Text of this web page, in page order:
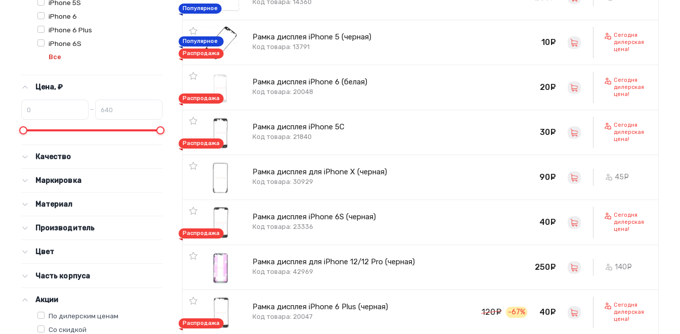
iPhone 5S
iPhone 6
iPhone 6 Plus
iPhone 6S
Все
Цена, ₽
–
Качество
Маркировка
Материал
Производитель
Цвет
Часть корпуса
Акции
По дилерским ценам
Со скидкой
Код товара: 14360
Популярное
Рамка дисплея iPhone 5 (черная)
Код товара: 13791
Популярное
Распродажа
10 руб.
Сегодня
дилерская
цена!
Рамка дисплея iPhone 6 (белая)
Код товара: 20048
Распродажа
20 руб.
Сегодня
дилерская
цена!
Рамка дисплея iPhone 5C
Код товара: 21840
Распродажа
30 руб.
Сегодня
дилерская
цена!
Рамка дисплея для iPhone X (черная)
Код товара: 30929 90 руб. 45
Рамка дисплея iPhone 6S (черная)
Код товара: 23336
Распродажа
40 руб.
Сегодня
дилерская
цена!
Рамка дисплея для iPhone 12/12 Pro (черная)
Код товара: 42969 250 руб. 140
Рамка дисплея iPhone 6 Plus (черная)
Код товара: 20047
Распродажа
120 руб.
-67% 40 руб.
Сегодня
дилерская
цена!